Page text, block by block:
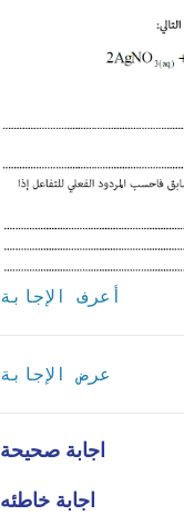
أعرف الإجابة
عرض الإجابة
اجابة صحيحة
اجابة خاطئه